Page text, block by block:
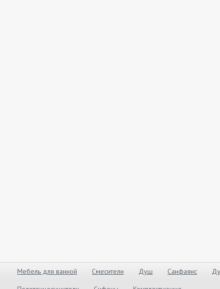
Мебель для ванной Смесители Душ Санфаянс